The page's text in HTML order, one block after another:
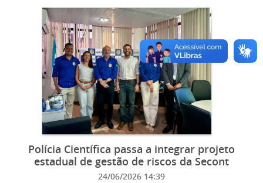
Polícia Científica passa a integrar projeto
estadual de gestão de riscos da Secont
24/06/2026 14:39